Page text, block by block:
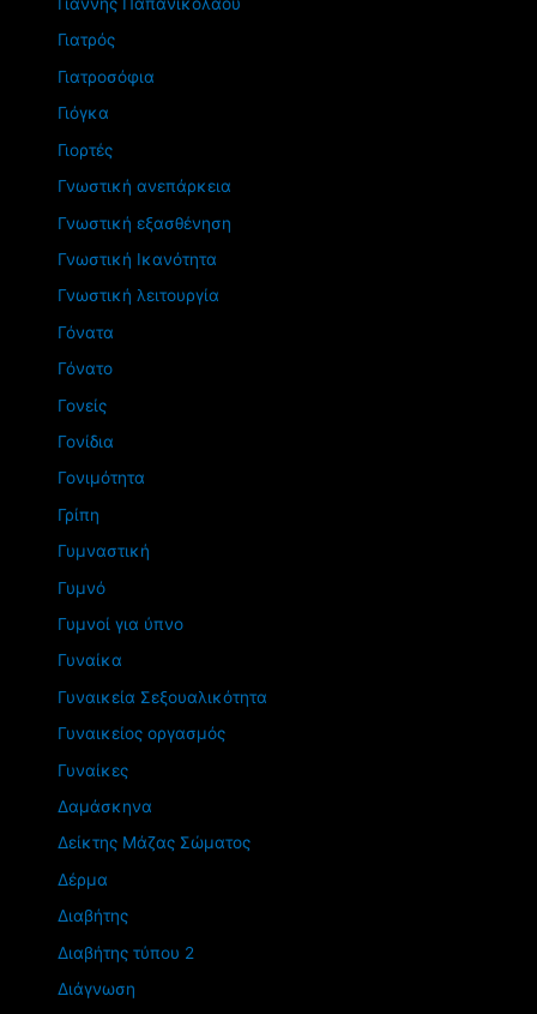
Γιατρός
Γιατροσόφια
Γιόγκα
Γιορτές
Γνωστική ανεπάρκεια
Γνωστική εξασθένηση
Γνωστική Ικανότητα
Γνωστική λειτουργία
Γόνατα
Γόνατο
Γονείς
Γονίδια
Γονιμότητα
Γρίπη
Γυμναστική
Γυμνό
Γυμνοί για ύπνο
Γυναίκα
Γυναικεία Σεξουαλικότητα
Γυναικείος οργασμός
Γυναίκες
Δαμάσκηνα
Δείκτης Μάζας Σώματος
Δέρμα
Διαβήτης
Διαβήτης τύπου 2
Διάγνωση